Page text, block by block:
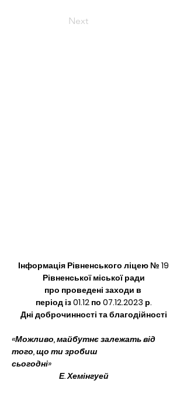
Next
Інформація Рівненського ліцею № 19
Рівненської міської ради
про проведені заходи в
період із 01.12 по 07.12.2023 р.
Дні доброчинності та благодійності
«Можливо, майбутнє залежать від
того, що ти зробиш
сьогодні»
Е. Хемінгуей